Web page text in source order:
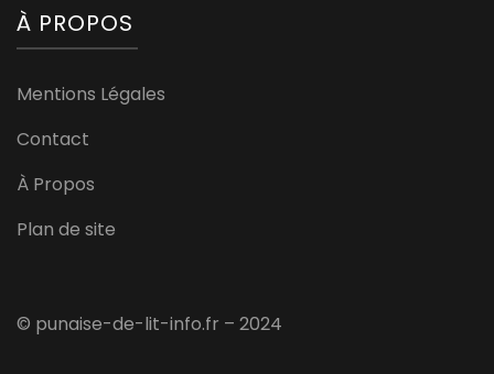
À PROPOS
Mentions Légales
Contact
À Propos
Plan de site
© punaise-de-lit-info.fr – 2024